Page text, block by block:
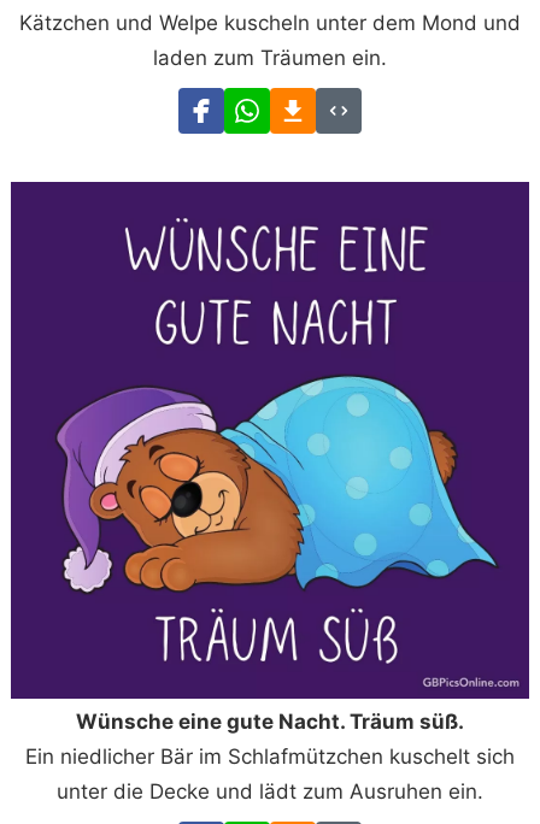
Kätzchen und Welpe kuscheln unter dem Mond und
laden zum Träumen ein.
Wünsche eine gute Nacht. Träum süß.
Ein niedlicher Bär im Schlafmützchen kuschelt sich
unter die Decke und lädt zum Ausruhen ein.